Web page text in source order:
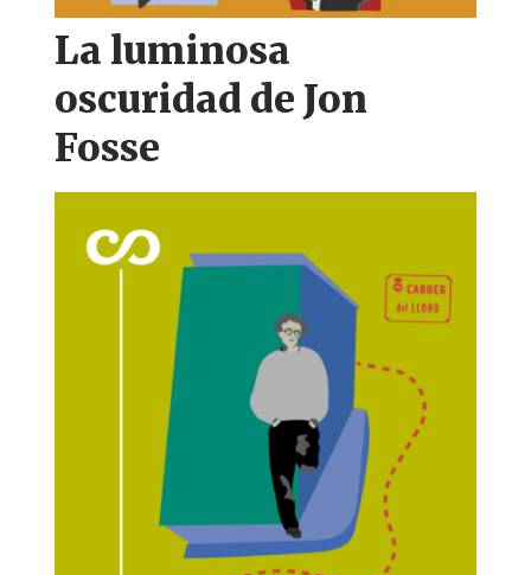
La luminosa
oscuridad de Jon
Fosse